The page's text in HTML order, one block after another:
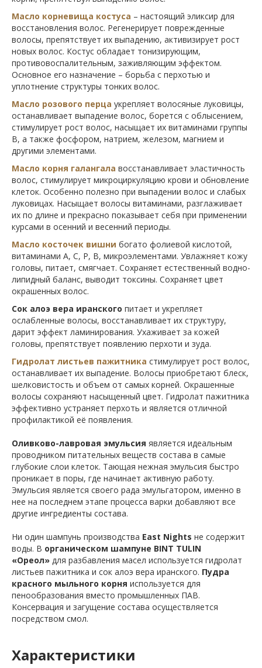
Масло корневища костуса – настоящий эликсир для
восстановления волос. Регенерирует поврежденные
волосы, препятствует их выпадению, активизирует рост
новых волос. Костус обладает тонизирующим,
противовоспалительным, заживляющим эффектом.
Основное его назначение – борьба с перхотью и
уплотнение структуры тонких волос.
Масло розового перца укрепляет волосяные луковицы,
останавливает выпадение волос, борется с облысением,
стимулирует рост волос, насыщает их витаминами группы
B, а также фосфором, натрием, железом, магнием и
другими элементами.
Масло корня галангала восстанавливает эластичность
волос, стимулирует микроциркуляцию крови и обновление
клеток. Особенно полезно при выпадении волос и слабых
луковицах. Насыщает волосы витаминами, разглаживает
их по длине и прекрасно показывает себя при применении
курсами в осенний и весенний периоды.
Масло косточек вишни богато фолиевой кислотой,
витаминами А, С, Р, В, микроэлементами. Увлажняет кожу
головы, питает, смягчает. Сохраняет естественный водно-
липидный баланс, выводит токсины. Сохраняет цвет
окрашенных волос.
Сок алоэ вера иранского питает и укрепляет
ослабленные волосы, восстанавливает их структуру,
дарит эффект ламинирования. Ухаживает за кожей
головы, препятствует появлению перхоти и зуда.
Гидролат листьев пажитника стимулирует рост волос,
останавливает их выпадение. Волосы приобретают блеск,
шелковистость и объем от самых корней. Окрашенные
волосы сохраняют насыщенный цвет. Гидролат пажитника
эффективно устраняет перхоть и является отличной
профилактикой её появления.
Оливково-лавровая эмульсия является идеальным
проводником питательных веществ состава в самые
глубокие слои клеток. Тающая нежная эмульсия быстро
проникает в поры, где начинает активную работу.
Эмульсия является своего рада эмульгатором, именно в
нее на последнем этапе процесса варки добавляют все
другие ингредиенты состава.
Ни один шампунь производства East Nights не содержит
воды. В органическом шампуне ВINT TULIN
«Ореол» для разбавления масел используется гидролат
листьев пажитника и сок алоэ вера иранского. Пудра
красного мыльного корня используется для
пенообразования вместо промышленных ПАВ.
Консервация и загущение состава осуществляется
посредством смол.
Характеристики